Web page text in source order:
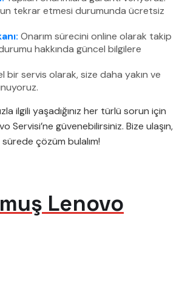
tekrar etmesi durumunda ücretsiz
Onarım sürecini online olarak takip
hakkında güncel bilgilere
bir servis olarak, size daha yakın ve
ilgili yaşadığınız her türlü sorun için
Servisi’ne güvenebilirsiniz. Bize ulaşın,
çözüm bulalım!
Lenovo